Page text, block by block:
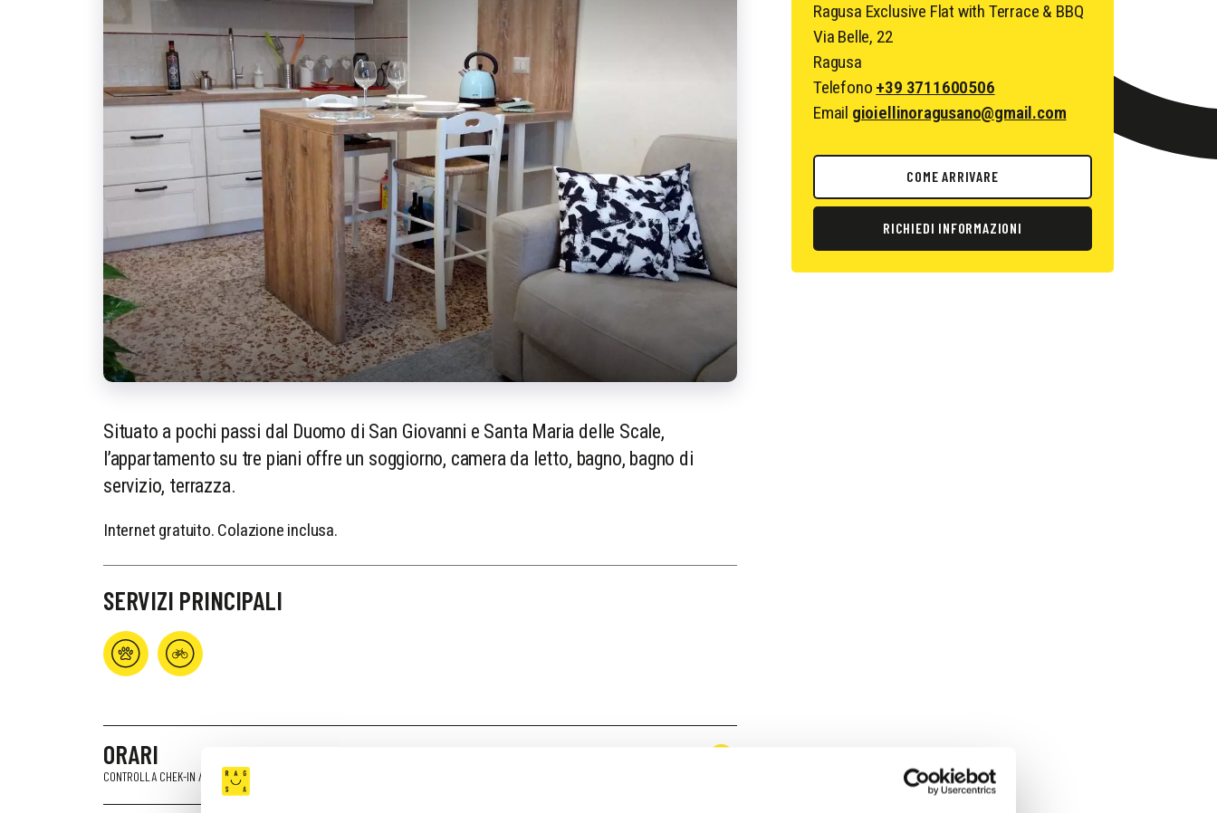
Ragusa Exclusive Flat with Terrace & BBQ
Via Belle, 22
Ragusa
Telefono +39 3711600506
Email gioiellinoragusano@gmail.com
COME ARRIVARE
RICHIEDI INFORMAZIONI
Situato a pochi passi dal Duomo di San Giovanni e Santa Maria delle Scale,
l’appartamento su tre piani offre un soggiorno, camera da letto, bagno, bagno di
servizio, terrazza.
Internet gratuito. Colazione inclusa.
SERVIZI PRINCIPALI
ORARI
CONTROLLA CHEK-IN / CHECK-OUT E ALTRO